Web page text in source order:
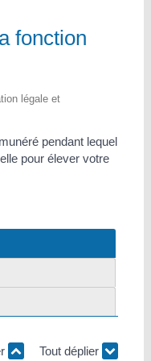
fonction
légale et
pendant lequel
pour élever votre
Tout déplier